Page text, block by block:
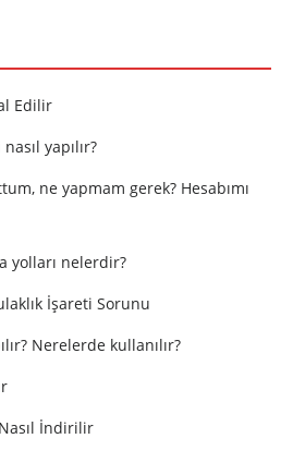
Edilir
yapılır?
ne yapmam gerek? Hesabımı
yolları nelerdir?
İşareti Sorunu
Nerelerde kullanılır?
İndirilir